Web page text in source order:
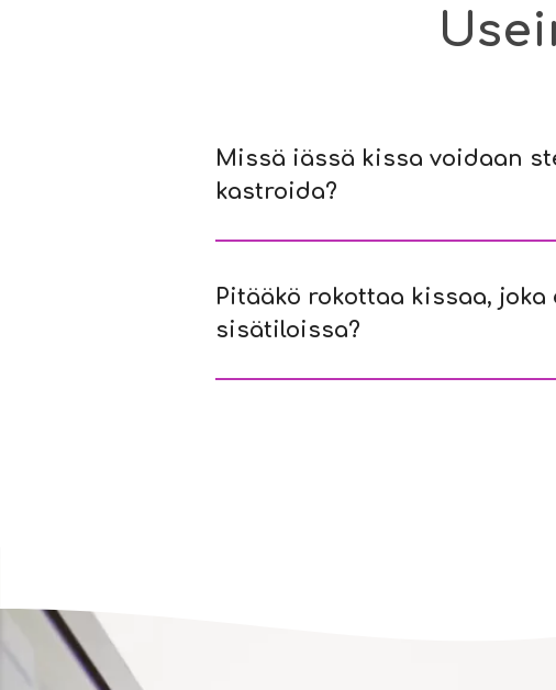
Missä iässä kissa voidaan
kastroida?
Pitääkö rokottaa kissaa, joka
sisätiloissa?